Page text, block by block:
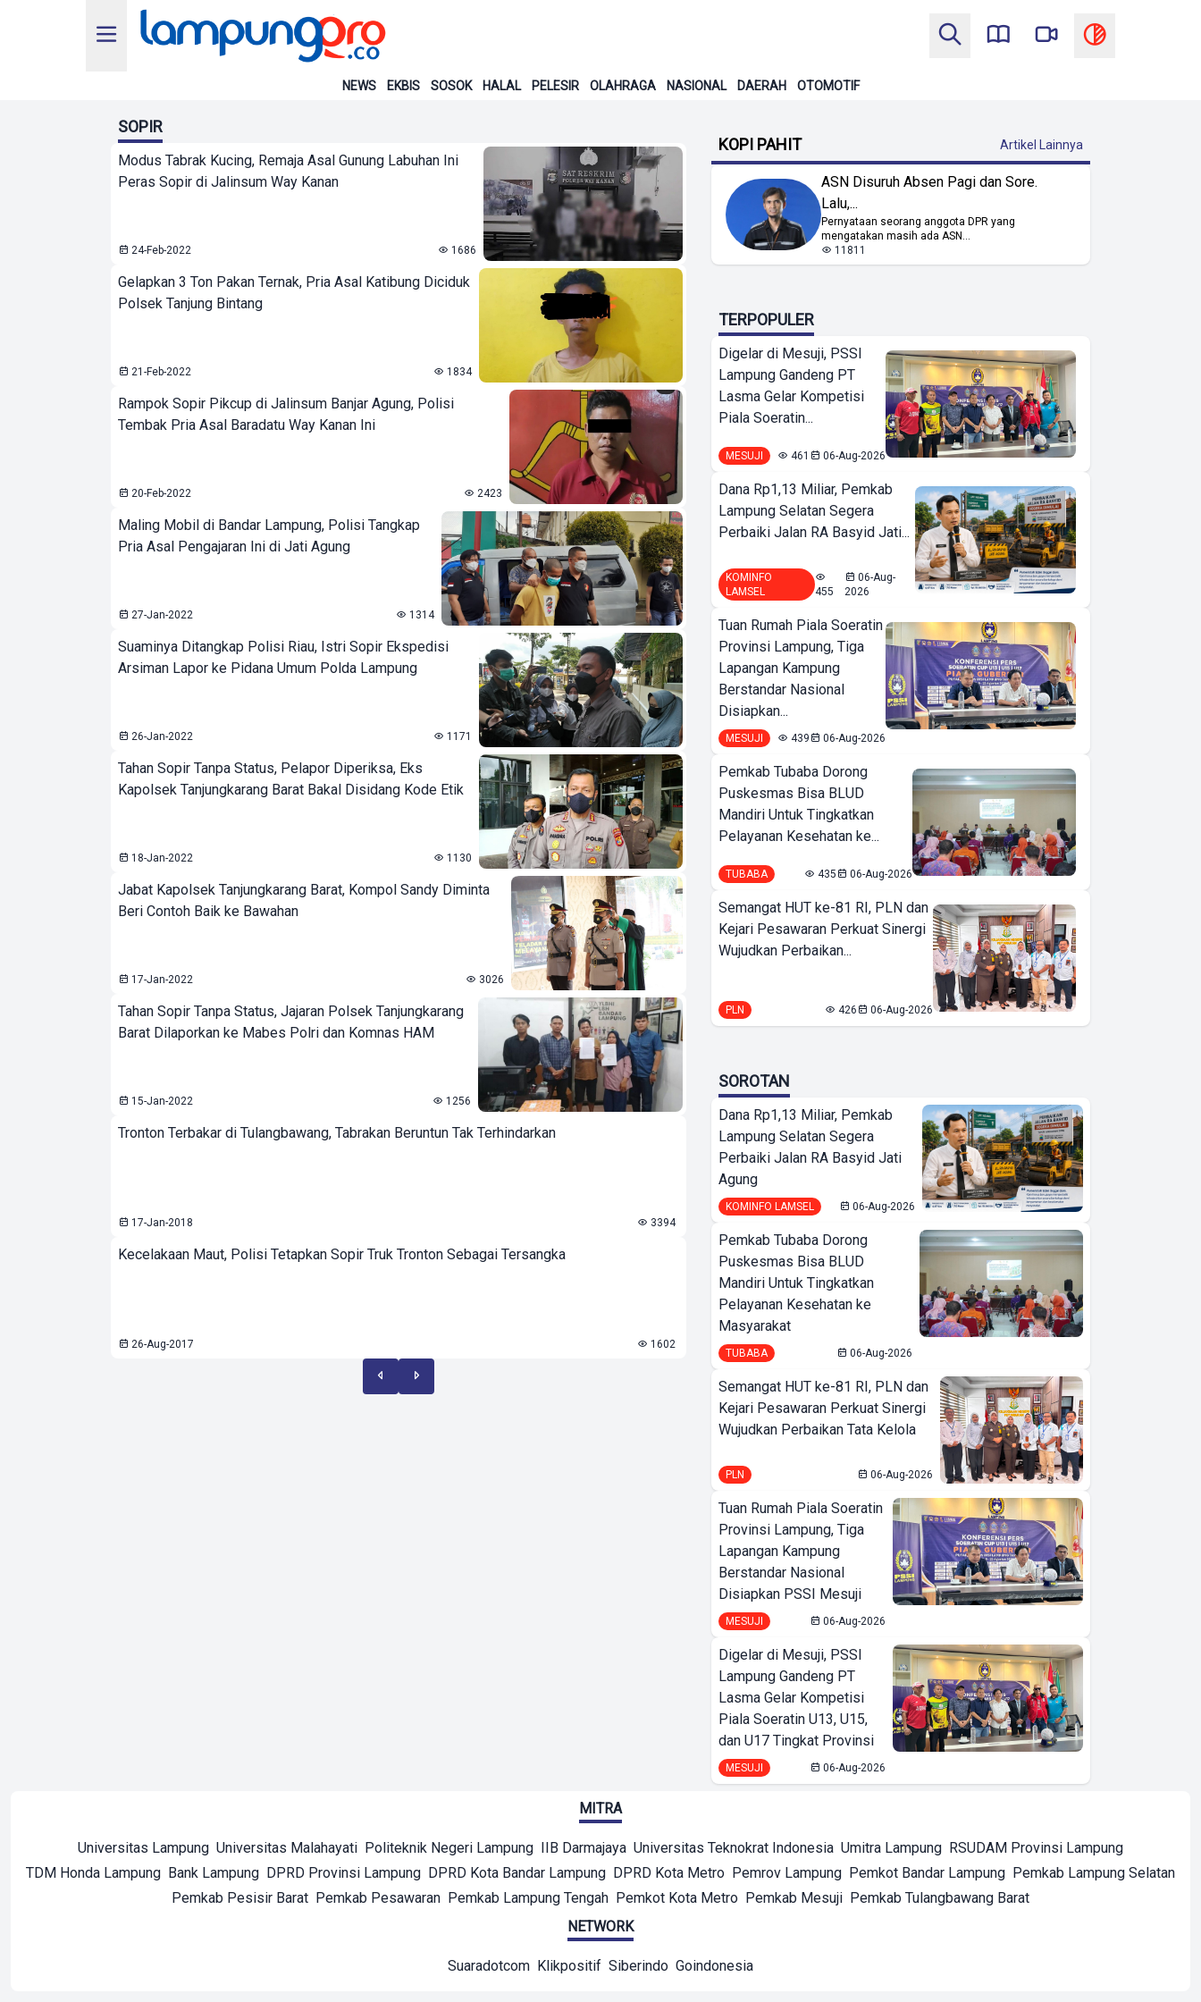
NEWS EKBIS SOSOK HALAL PELESIR OLAHRAGA NASIONAL DAERAH OTOMOTIF
SOPIR
Modus Tabrak Kucing, Remaja Asal Gunung Labuhan Ini
Peras Sopir di Jalinsum Way Kanan
24-Feb-2022 1686
Gelapkan 3 Ton Pakan Ternak, Pria Asal Katibung Diciduk
Polsek Tanjung Bintang
21-Feb-2022 1834
Rampok Sopir Pikcup di Jalinsum Banjar Agung, Polisi
Tembak Pria Asal Baradatu Way Kanan Ini
20-Feb-2022 2423
Maling Mobil di Bandar Lampung, Polisi Tangkap
Pria Asal Pengajaran Ini di Jati Agung
27-Jan-2022 1314
Suaminya Ditangkap Polisi Riau, Istri Sopir Ekspedisi
Arsiman Lapor ke Pidana Umum Polda Lampung
26-Jan-2022 1171
Tahan Sopir Tanpa Status, Pelapor Diperiksa, Eks
Kapolsek Tanjungkarang Barat Bakal Disidang Kode Etik
18-Jan-2022 1130
Jabat Kapolsek Tanjungkarang Barat, Kompol Sandy Diminta
Beri Contoh Baik ke Bawahan
17-Jan-2022 3026
Tahan Sopir Tanpa Status, Jajaran Polsek Tanjungkarang
Barat Dilaporkan ke Mabes Polri dan Komnas HAM
15-Jan-2022 1256
Tronton Terbakar di Tulangbawang, Tabrakan Beruntun Tak Terhindarkan
17-Jan-2018 3394
Kecelakaan Maut, Polisi Tetapkan Sopir Truk Tronton Sebagai Tersangka
26-Aug-2017 1602
KOPI PAHIT Artikel Lainnya
ASN Disuruh Absen Pagi dan Sore.
Lalu,...
Pernyataan seorang anggota DPR yang
mengatakan masih ada ASN...
11811
TERPOPULER
Digelar di Mesuji, PSSI
Lampung Gandeng PT
Lasma Gelar Kompetisi
Piala Soeratin...
MESUJI 461 06-Aug-2026
Dana Rp1,13 Miliar, Pemkab
Lampung Selatan Segera
Perbaiki Jalan RA Basyid Jati...
KOMINFO
LAMSEL
455
06-Aug-
2026
Tuan Rumah Piala Soeratin
Provinsi Lampung, Tiga
Lapangan Kampung
Berstandar Nasional
Disiapkan...
MESUJI 439 06-Aug-2026
Pemkab Tubaba Dorong
Puskesmas Bisa BLUD
Mandiri Untuk Tingkatkan
Pelayanan Kesehatan ke...
TUBABA 435 06-Aug-2026
Semangat HUT ke-81 RI, PLN dan
Kejari Pesawaran Perkuat Sinergi
Wujudkan Perbaikan...
PLN 426 06-Aug-2026
SOROTAN
Dana Rp1,13 Miliar, Pemkab
Lampung Selatan Segera
Perbaiki Jalan RA Basyid Jati
Agung
KOMINFO LAMSEL 06-Aug-2026
Pemkab Tubaba Dorong
Puskesmas Bisa BLUD
Mandiri Untuk Tingkatkan
Pelayanan Kesehatan ke
Masyarakat
TUBABA 06-Aug-2026
Semangat HUT ke-81 RI, PLN dan
Kejari Pesawaran Perkuat Sinergi
Wujudkan Perbaikan Tata Kelola
PLN 06-Aug-2026
Tuan Rumah Piala Soeratin
Provinsi Lampung, Tiga
Lapangan Kampung
Berstandar Nasional
Disiapkan PSSI Mesuji
MESUJI 06-Aug-2026
Digelar di Mesuji, PSSI
Lampung Gandeng PT
Lasma Gelar Kompetisi
Piala Soeratin U13, U15,
dan U17 Tingkat Provinsi
MESUJI 06-Aug-2026
MITRA
Universitas Lampung Universitas Malahayati Politeknik Negeri Lampung IIB Darmajaya Universitas Teknokrat Indonesia Umitra Lampung RSUDAM Provinsi Lampung
TDM Honda Lampung Bank Lampung DPRD Provinsi Lampung DPRD Kota Bandar Lampung DPRD Kota Metro Pemrov Lampung Pemkot Bandar Lampung Pemkab Lampung Selatan
Pemkab Pesisir Barat Pemkab Pesawaran Pemkab Lampung Tengah Pemkot Kota Metro Pemkab Mesuji Pemkab Tulangbawang Barat
NETWORK
Suaradotcom Klikpositif Siberindo Goindonesia